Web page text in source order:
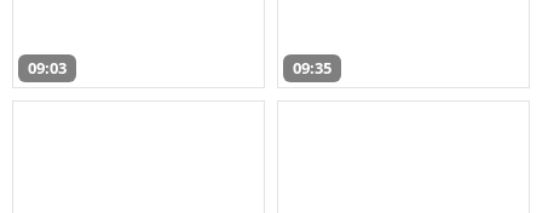
09:03 09:35